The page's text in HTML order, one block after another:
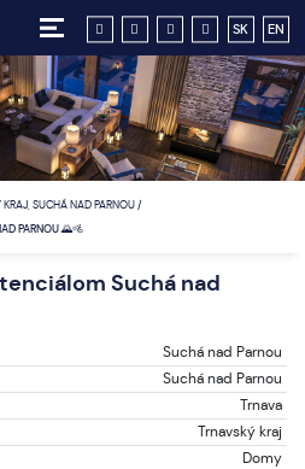
SK EN
SUCHÁ NAD PARNOU/
PARNOU 🌄🚵
Suchá nad
Suchá nad Parnou
Suchá nad Parnou
Trnava
Trnavský kraj
Domy